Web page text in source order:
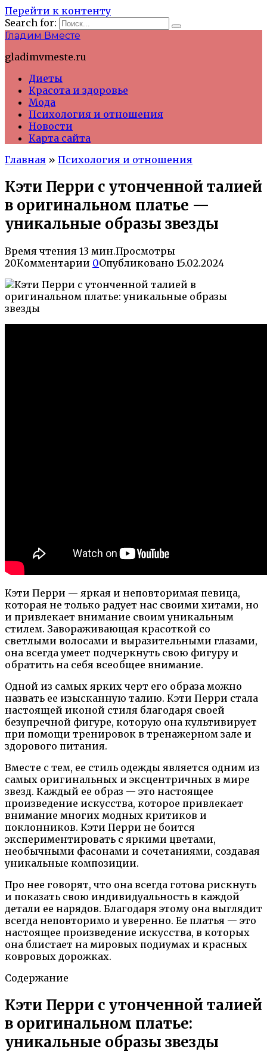
Перейти к контенту
Search for:
Гладим Вместе
gladimvmeste.ru
Диеты
Красота и здоровье
Мода
Психология и отношения
Новости
Карта сайта
Главная » Психология и отношения
Кэти Перри с утонченной талией
в оригинальном платье —
уникальные образы звезды
Время чтения 13 мин.Просмотры
20Комментарии 0Опубликовано 15.02.2024
Кэти Перри — яркая и неповторимая певица,
которая не только радует нас своими хитами, но
и привлекает внимание своим уникальным
стилем. Завораживающая красоткой со
светлыми волосами и выразительными глазами,
она всегда умеет подчеркнуть свою фигуру и
обратить на себя всеобщее внимание.
Одной из самых ярких черт его образа можно
назвать ее изысканную талию. Кэти Перри стала
настоящей иконой стиля благодаря своей
безупречной фигуре, которую она культивирует
при помощи тренировок в тренажерном зале и
здорового питания.
Вместе с тем, ее стиль одежды является одним из
самых оригинальных и эксцентричных в мире
звезд. Каждый ее образ — это настоящее
произведение искусства, которое привлекает
внимание многих модных критиков и
поклонников. Кэти Перри не боится
экспериментировать с яркими цветами,
необычными фасонами и сочетаниями, создавая
уникальные композиции.
Про нее говорят, что она всегда готова рискнуть
и показать свою индивидуальность в каждой
детали ее нарядов. Благодаря этому она выглядит
всегда неповторимо и уверенно. Ее платья — это
настоящее произведение искусства, в которых
она блистает на мировых подиумах и красных
ковровых дорожках.
Содержание
Кэти Перри с утонченной талией
в оригинальном платье:
уникальные образы звезды